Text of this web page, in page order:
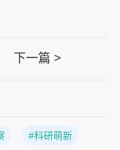
下一篇 >
#科研萌新